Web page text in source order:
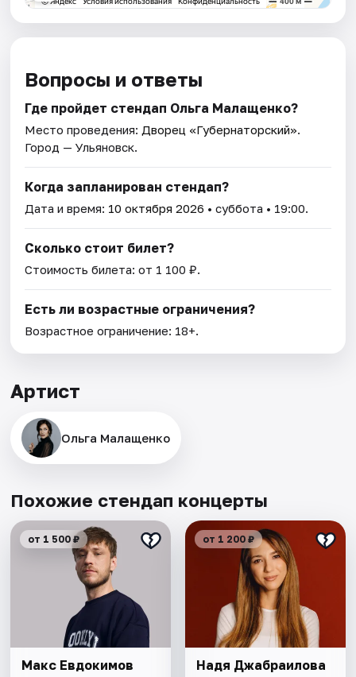
Вопросы и ответы
Где пройдет стендап Ольга Малащенко?
Место проведения: Дворец «Губернаторский».
Город — Ульяновск.
Когда запланирован стендап?
Дата и время: 10 октября 2026 • суббота • 19:00.
Сколько стоит билет?
Стоимость билета: от 1 100 ₽.
Есть ли возрастные ограничения?
Возрастное ограничение: 18+.
Артист
Ольга Малащенко
Похожие стендап концерты
от 1 500 ₽
Макс Евдокимов
от 1 200 ₽
Надя Джабраилова